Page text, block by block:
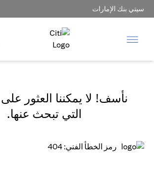
سيتي بنك الإمارات
نأسف! لا يمكننا العثور
التي تبحث عنها.
رمز الخطأ الفني: 404